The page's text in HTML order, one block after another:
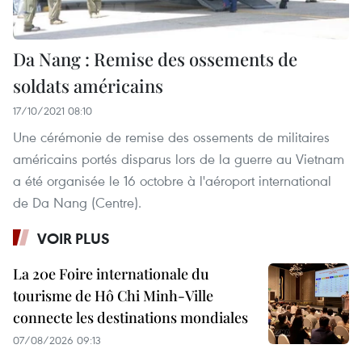
Da Nang : Remise des ossements de
soldats américains
17/10/2021 08:10
Une cérémonie de remise des ossements de militaires
américains portés disparus lors de la guerre au Vietnam
a été organisée le 16 octobre à l'aéroport international
de Da Nang (Centre).
VOIR PLUS
La 20e Foire internationale du
tourisme de Hô Chi Minh-Ville
connecte les destinations mondiales
07/08/2026 09:13